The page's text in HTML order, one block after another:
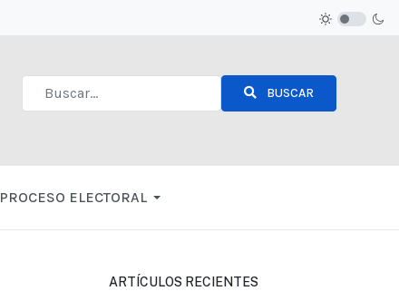
BUSCAR
PROCESO ELECTORAL
ARTÍCULOS RECIENTES